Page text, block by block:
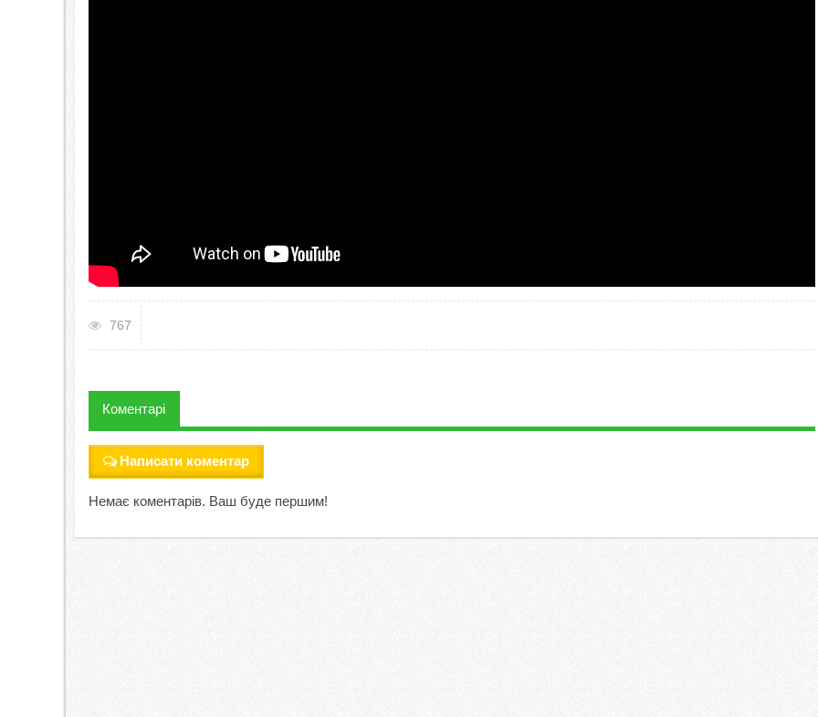
767
Коментарі
Написати коментар
Немає коментарів. Ваш буде першим!